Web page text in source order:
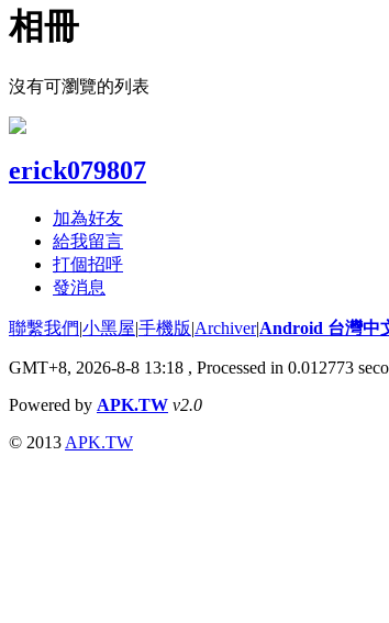
相冊
沒有可瀏覽的列表
erick079807
加為好友
給我留言
打個招呼
發消息
聯繫我們|小黑屋|手機版|Archiver|Android 台灣中
GMT+8, 2026-8-8 13:18 , Processed in 0.012773
Powered by APK.TW v2.0
© 2013 APK.TW